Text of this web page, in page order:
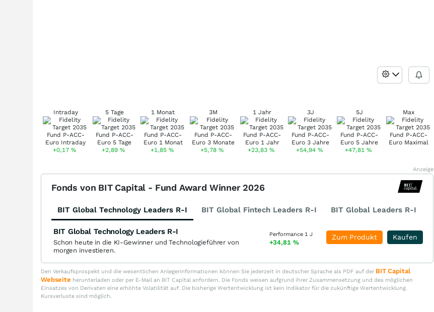
Intraday
+0,17%
5 Tage
+2,89%
1 Monat
+1,85 %
3M
+5,78%
1 Jahr
+23,83%
3J
+54,94%
5J
+47,81%
Max
Anzeige
Fonds von BIT Capital - Fund Award Winner 2026
BIT Global Technology Leaders R-I BIT Global Fintech Leaders R-I BIT Global Leaders R-I
BIT Global Technology Leaders R-I
Schon heute in die KI-Gewinner und Technologieführer von
morgen investieren.
Performance 1 J
+34,81 %
Kaufen
Zum Produkt
Den Verkaufsprospekt und die wesentlichen Anlegerinformationen können Sie jederzeit in deutscher Sprache als PDF auf der BIT Capital
Webseite herunterladen oder per E-Mail an BIT Capital anfordern. Die Fonds weisen aufgrund ihrer Zusammensetzung und des möglichen
Einsatzes von Derivaten eine erhöhte Volatilität auf. Die bisherige Wertentwicklung ist kein Indikator für die zukünftige Wertentwicklung.
Kursverluste sind möglich.